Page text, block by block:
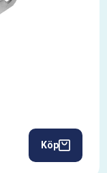
Köp